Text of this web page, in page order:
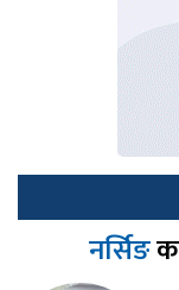
नर्सिङ